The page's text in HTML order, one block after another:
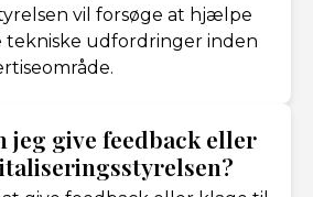
vil forsøge at hjælpe
tekniske udfordringer inden
jeg give feedback eller